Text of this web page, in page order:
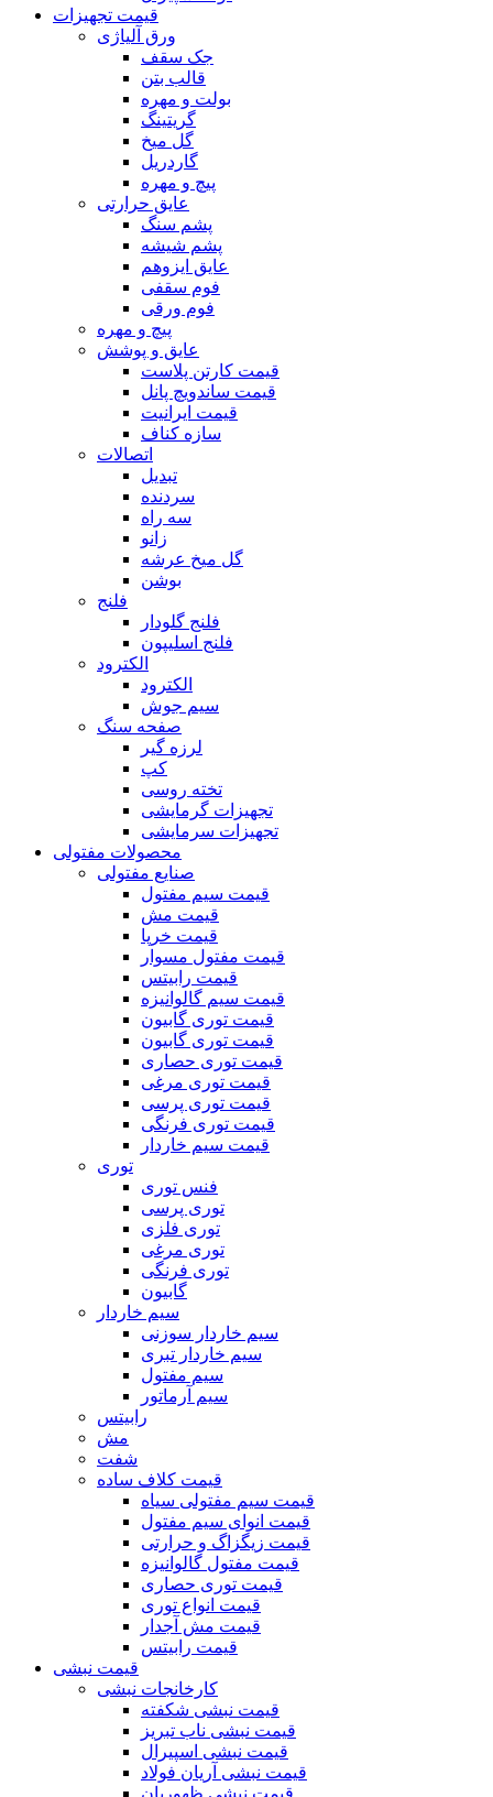
قیمت تجهیزات
ورق آلیاژی
جک سقف
قالب بتن
بولت و مهره
گریتینگ
گل میخ
گاردریل
پیچ و مهره
عایق حرارتی
پشم سنگ
پشم شیشه
عایق ایزوهم
فوم سقفی
فوم ورقی
پیچ و مهره
عایق و پوشش
قیمت کارتن پلاست
قیمت ساندویچ پانل
قیمت ایرانیت
سازه کناف
اتصالات
تبدیل
سردنده
سه راه
زانو
گل میخ عرشه
بوشن
فلنج
فلنج گلودار
فلنج اسلیپون
الکترود
الکترود
سیم جوش
صفحه سنگ
لرزه گیر
کپ
تخته روسی
تجهیزات گرمایشی
تجهیزات سرمایشی
محصولات مفتولی
صنایع مفتولی
قیمت سیم مفتول
قیمت مش
قیمت خرپا
قیمت مفتول مسوار
قیمت رابیتس
قیمت سیم گالوانیزه
قیمت توری گابیون
قیمت توری گابیون
قیمت توری حصاری
قیمت توری مرغی
قیمت توری پرسی
قیمت توری فرنگی
قیمت سیم خاردار
توری
فنس توری
توری پرسی
توری فلزی
توری مرغی
توری فرنگی
گابیون
سیم خاردار
سیم خاردار سوزنی
سیم خاردار تبری
سیم مفتول
سیم آرماتور
رابیتس
مش
شفت
قیمت کلاف ساده
قیمت سیم مفتولی سیاه
قیمت انوای سیم مفتول
قیمت زیگزاگ و حرارتی
قیمت مفتول گالوانیزه
قیمت توری حصاری
قیمت انواع توری
قیمت مش آجدار
قیمت رابیتس
قیمت نبشی
کارخانجات نبشی
قیمت نبشی شکفته
قیمت نبشی ناب تبریز
قیمت نبشی اسپیرال
قیمت نبشی آریان فولاد
قیمت نبشی ظهوریان